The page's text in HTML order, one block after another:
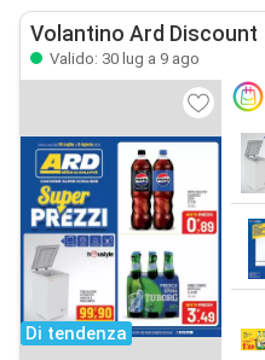
Volantino Ard Discount
Valido: 30 lug a 9 ago
Di tendenza